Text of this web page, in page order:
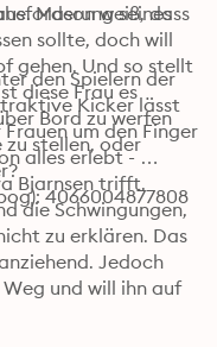
Mason weiß, dass
sollte, doch will
gehen. Und so stellt
diese Frau es
Bord zu werfen
zu stellen, oder
seines
den Spielern der
Kicker lässt
um den Finger
alles erlebt -
Bjarnsen trifft.
die Schwingungen,
zu erklären. Das
Jedoch
und will ihn auf
Jester ihr und ihrem
wird er bereuen,
4066004877808